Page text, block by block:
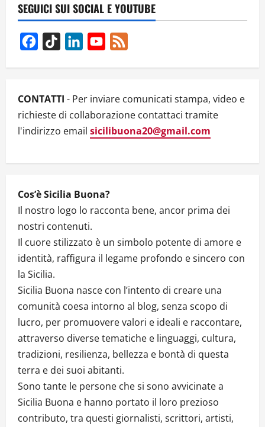
v
i
g
a
t
i
o
n
SEGUICI SUI SOCIAL E YOUTUBE
Facebook
TikTok LinkedInYouTube
CONTATTI - Per inviare comunicati stampa, video e
richieste di collaborazione contattaci tramite
l'indirizzo email sicilibuona20@gmail.com
Cos’è Sicilia Buona?
Il nostro logo lo racconta bene, ancor prima dei
nostri contenuti.
Il cuore stilizzato è un simbolo potente di amore e
identità, raffigura il legame profondo e sincero con
la Sicilia.
Sicilia Buona nasce con l’intento di creare una
comunità coesa intorno al blog, senza scopo di
lucro, per promuovere valori e ideali e raccontare,
attraverso diverse tematiche e linguaggi, cultura,
tradizioni, resilienza, bellezza e bontà di questa
terra e dei suoi abitanti.
Sono tante le persone che si sono avvicinate a
Sicilia Buona e hanno portato il loro prezioso
contributo, tra questi giornalisti, scrittori, artisti,